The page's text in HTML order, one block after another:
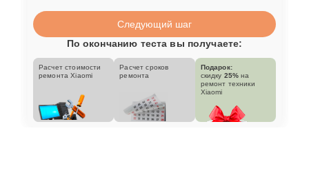
Следующий шаг
По окончанию теста вы получаете:
Расчет стоимости
ремонта Xiaomi
Расчет сроков
ремонта
Подарок:
скидку 25% на
ремонт техники
Xiaomi